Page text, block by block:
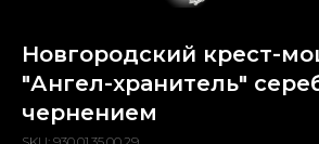
Новгородский крест-
"Ангел-хранитель"
чернением